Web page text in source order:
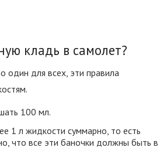
кладь в самолет?
один для всех, эти правила
100 мл.
1 л жидкости суммарно, то есть
что все эти баночки должны быть в